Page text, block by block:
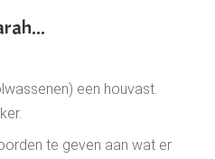
een houvast.
te geven aan wat er